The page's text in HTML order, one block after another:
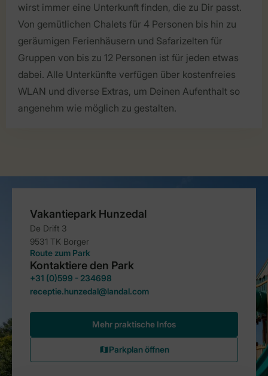
wirst immer eine Unterkunft finden, die zu Dir passt.
Von gemütlichen Chalets für 4 Personen bis hin zu
geräumigen Ferienhäusern und Safarizelten für
Gruppen von bis zu 12 Personen ist für jeden etwas
dabei. Alle Unterkünfte verfügen über kostenfreies
WLAN und diverse Extras, um Deinen Aufenthalt so
angenehm wie möglich zu gestalten.